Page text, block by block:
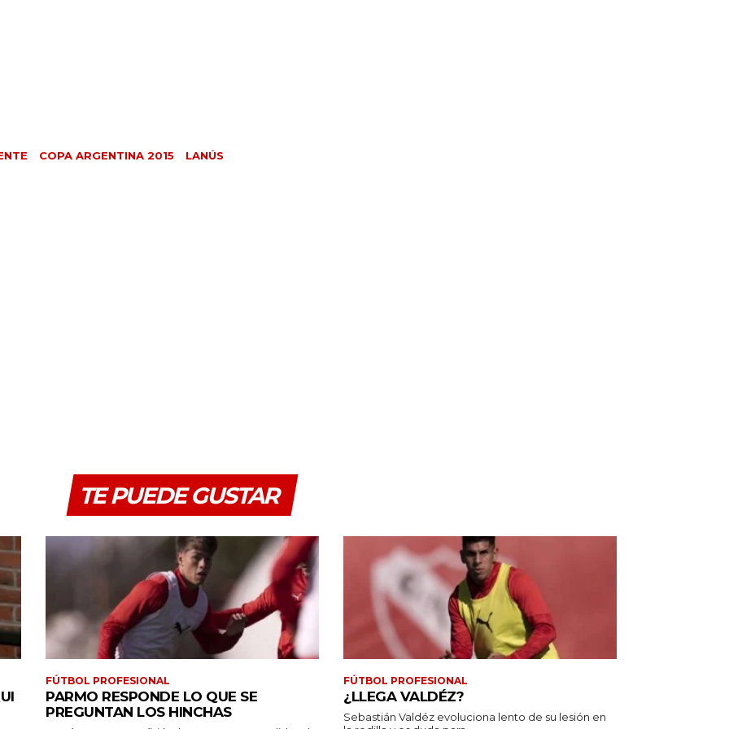
COPA ARGENTINA 2015 LANÚS
TE PUEDE GUSTAR
FÚTBOL PROFESIONAL
PARMO RESPONDE LO QUE SE
PREGUNTAN LOS HINCHAS
FÚTBOL PROFESIONAL
¿LLEGA VALDÉZ?
Sebastián Valdéz evoluciona lento de su lesión en